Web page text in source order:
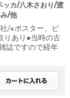
ッカ/八木さおり/渡
/他
/※ポスター、ピ
りあり●当時の古
誌ですので経年